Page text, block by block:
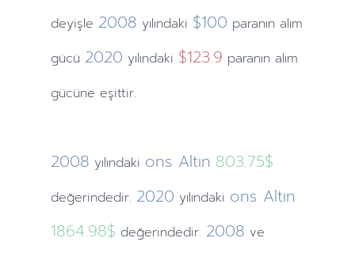
deyişle 2008 yılındaki $100 paranın alım
gücü 2020 yılındaki $123.9 paranın alım
gücüne eşittir.
2008 yılındaki ons Altın 803.75$
değerindedir. 2020 yılındaki ons Altın
1864.98$ değerindedir. 2008 ve